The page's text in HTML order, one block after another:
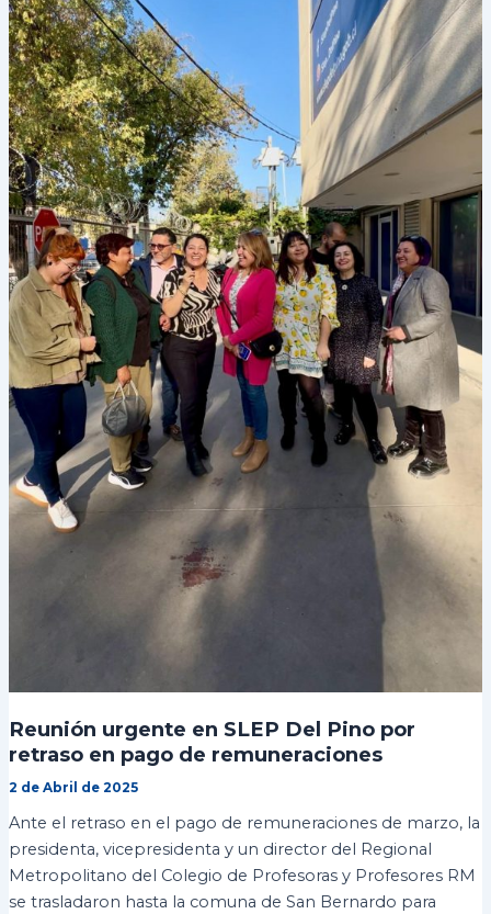
Reunión urgente en SLEP Del Pino por
retraso en pago de remuneraciones
2 de Abril de 2025
Ante el retraso en el pago de remuneraciones de marzo, la
presidenta, vicepresidenta y un director del Regional
Metropolitano del Colegio de Profesoras y Profesores RM
se trasladaron hasta la comuna de San Bernardo para